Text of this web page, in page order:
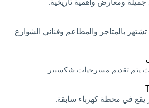
ومعارض وأهمية تاريخية.
تشتهر بالمتاجر والمطاعم وفناني الشوارع
يتم تقديم مسرحيات شكسبير.
يقع في محطة كهرباء سابقة.